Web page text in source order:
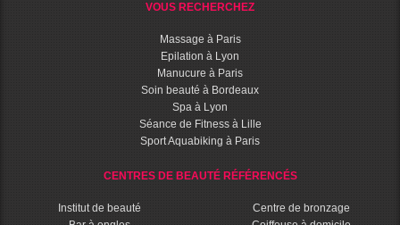
VOUS RECHERCHEZ
Massage à Paris
Epilation à Lyon
Manucure à Paris
Soin beauté à Bordeaux
Spa à Lyon
Séance de Fitness à Lille
Sport Aquabiking à Paris
CENTRES DE BEAUTÉ RÉFÉRENCÉS
Institut de beauté
Centre de bronzage